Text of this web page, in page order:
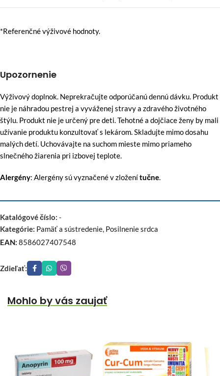
*Referenčné výživové hodnoty.
Upozornenie
Výživový doplnok. Neprekračujte odporúčanú dennú dávku. Produkt
nie je náhradou pestrej a vyváženej stravy a zdravého životného
štýlu. Produkt nie je určený pre deti. Tehotné a dojčiace ženy by mali
užívanie produktu konzultovať s lekárom. Skladujte mimo dosahu
malých detí. Uchovávajte na suchom mieste mimo priameho
slnečného žiarenia pri izbovej teplote.
Alergény: Alergény sú vyznačené v zloženítučne
Katalógové číslo: -
Kategórie: Pamäť a sústredenie Posilnenie srdca
EAN: 8586027407548
Zdieľať:
Mohlo by vás zaujať